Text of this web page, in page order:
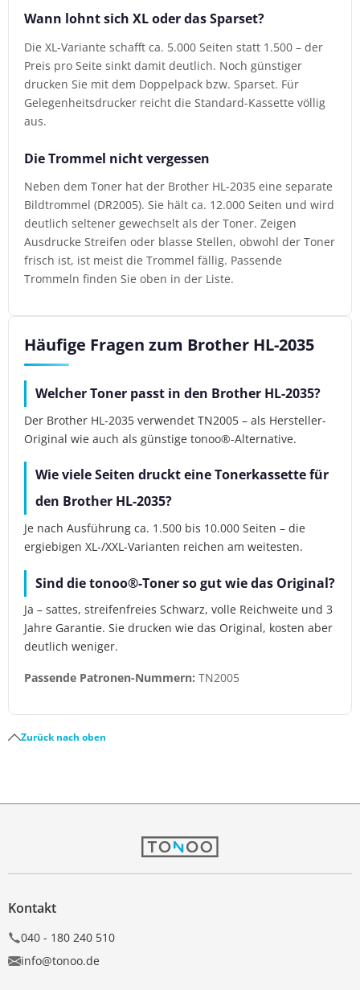
Wann lohnt sich XL oder das Sparset?
Die XL-Variante schafft ca. 5.000 Seiten statt 1.500 – der
Preis pro Seite sinkt damit deutlich. Noch günstiger
drucken Sie mit dem Doppelpack bzw. Sparset. Für
Gelegenheitsdrucker reicht die Standard-Kassette völlig
aus.
Die Trommel nicht vergessen
Neben dem Toner hat der Brother HL-2035 eine separate
Bildtrommel (DR2005). Sie hält ca. 12.000 Seiten und wird
deutlich seltener gewechselt als der Toner. Zeigen
Ausdrucke Streifen oder blasse Stellen, obwohl der Toner
frisch ist, ist meist die Trommel fällig. Passende
Trommeln finden Sie oben in der Liste.
Häufige Fragen zum Brother HL-2035
Welcher Toner passt in den Brother HL-2035?
Der Brother HL-2035 verwendet TN2005 – als Hersteller-
Original wie auch als günstige tonoo®-Alternative.
Wie viele Seiten druckt eine Tonerkassette für
den Brother HL-2035?
Je nach Ausführung ca. 1.500 bis 10.000 Seiten – die
ergiebigen XL-/XXL-Varianten reichen am weitesten.
Sind die tonoo®-Toner so gut wie das Original?
Ja – sattes, streifenfreies Schwarz, volle Reichweite und 3
Jahre Garantie. Sie drucken wie das Original, kosten aber
deutlich weniger.
Passende Patronen-Nummern: TN2005
Zurück nach oben
Kontakt
040 - 180 240 510
info@tonoo.de